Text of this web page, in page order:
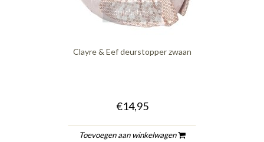
quickshop
Clayre & Eef deurstopper zwaan
€14,95
Toevoegen aan winkelwagen